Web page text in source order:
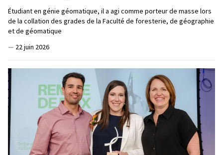
Étudiant en génie géomatique, il a agi comme porteur de masse lors
de la collation des grades de la Faculté de foresterie, de géographie
et de géomatique
— 22 juin 2026